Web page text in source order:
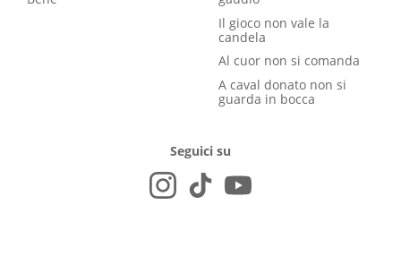
Il gioco non vale la
candela
Al cuor non si comanda
A caval donato non si
guarda in bocca
Seguici su